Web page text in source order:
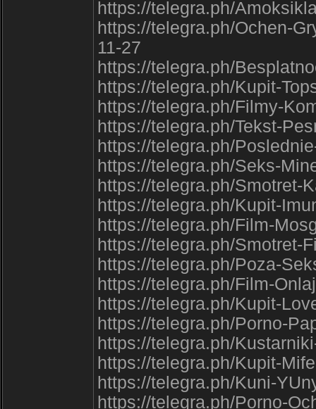
https://telegra.ph/
https://telegra.ph/Ochen-
11-27
https://telegra.ph/
https://telegra.ph/Kupit-
https://telegra.ph/Filmy-
https://telegra.ph/Tekst-
https://telegra.ph/
https://telegra.ph/Seks-
https://telegra.ph/Smotret-
https://telegra.ph/Kupit-
https://telegra.ph/Film-
https://telegra.ph/Smotret-
https://telegra.ph/Poza-
https://telegra.ph/Film-
https://telegra.ph/Kupit-
https://telegra.ph/Porno-
https://telegra.ph/
https://telegra.ph/Kupit-
https://telegra.ph/Kuni-
https://telegra.ph/Porno-